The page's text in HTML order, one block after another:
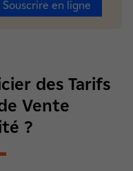
Souscrire en ligne
des Tarifs
Vente
?